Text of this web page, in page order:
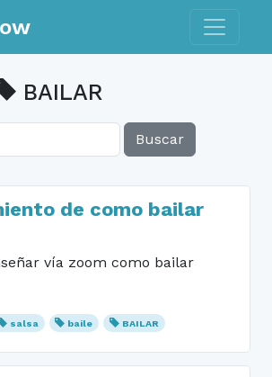
Toggle
BAILAR
Buscar
de como bailar
vía zoom como bailar
salsa baile BAILAR